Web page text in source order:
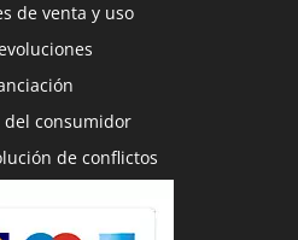
de venta y uso
del consumidor
de conflictos